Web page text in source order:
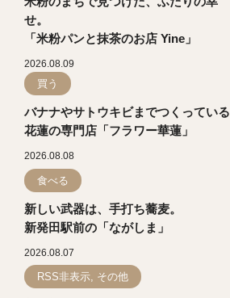
せ。
「米粉パンと抹茶のお店 Yine」
2026.08.09
買う
バナナやサトウキビまでつくっている
花蓮の専門店「フラワー華蓮」
2026.08.08
食べる
新しい武器は、手打ち蕎麦。
新発田駅前の「ながしま」
2026.08.07
RSS非表示, その他